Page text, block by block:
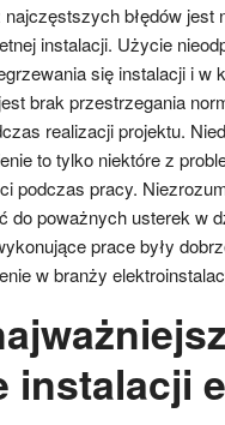
błędów jest
instalacji. Użycie
się instalacji i w
brak przestrzegania
realizacji projektu.
to tylko niektóre z
podczas pracy.
do poważnych usterek w
prace były
w branży
instalacji